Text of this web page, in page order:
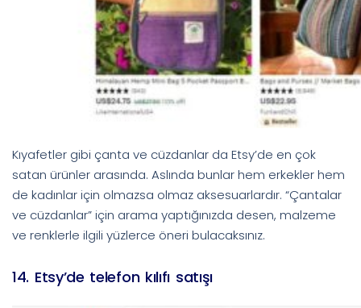
Kıyafetler gibi çanta ve cüzdanlar da Etsy’de en çok
satan ürünler arasında. Aslında bunlar hem erkekler hem
de kadınlar için olmazsa olmaz aksesuarlardır. “Çantalar
ve cüzdanlar” için arama yaptığınızda desen, malzeme
ve renklerle ilgili yüzlerce öneri bulacaksınız.
14. Etsy’de telefon kılıfı satışı